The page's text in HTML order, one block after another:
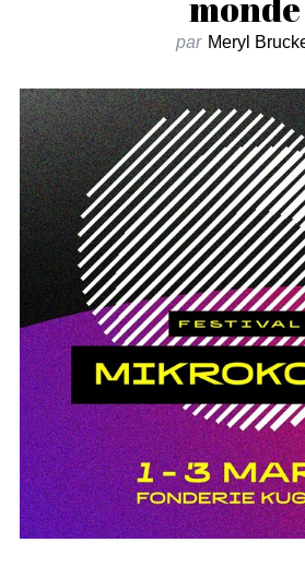
par Meryl